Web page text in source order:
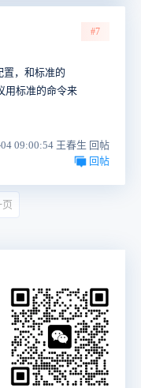
#7
置，和标准的
用标准的命令来
09:00:54 王春生 回帖
回帖
页